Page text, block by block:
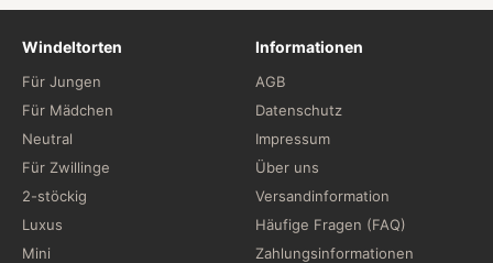
Windeltorten
Für Jungen
Für Mädchen
Neutral
Für Zwillinge
2-stöckig
Luxus
Mini
Informationen
AGB
Datenschutz
Impressum
Über uns
Versandinformation
Häufige Fragen (FAQ)
Zahlungsinformationen